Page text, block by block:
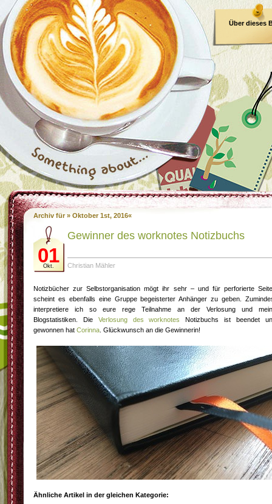
Über dieses
Archiv für » Oktober 1st, 2016«
01
Okt.
Gewinner des worknotes Notizbuchs
Christian Mähler
Notizbücher zur Selbstorganisation mögt ihr sehr – und für perforierte
scheint es ebenfalls eine Gruppe begeisterter Anhänger zu geben.
interpretiere ich so eure rege Teilnahme an der Verlosung und
Blogstatistiken. Die Verlosung des worknotes
Notizbuchs ist beendet
gewonnen hat Corinna . Glückwunsch an die Gewinnerin!
Ähnliche Artikel in der gleichen Kategorie: